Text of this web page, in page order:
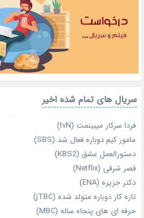
سریال های تمام شده اخیر
فردا سرکار میبینمت (tvN)
مامور کیم دوباره فعال شد (SBS)
دستورالعمل عشق (KBS2)
قصر شرقی (Netflix)
دکتر جزیره (ENA)
تازه‌ کار دوباره‌ متولد شده (jTBC)
حرفه‌ ای‌ های پنجاه‌ ساله (MBC)